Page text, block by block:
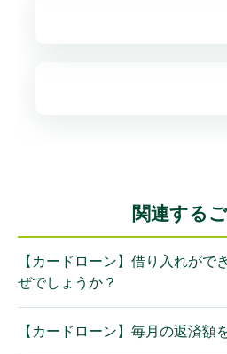
関連する
【カードローン】借り入れがで
ぜでしょうか？
【カードローン】毎月の返済額